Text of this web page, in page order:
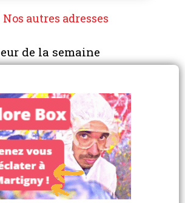
Nos autres adresses
de la semaine